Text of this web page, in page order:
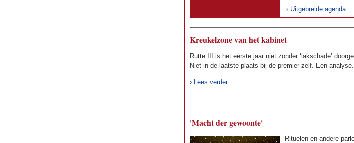
› Uitgebreide agenda
Kreukelzone van het kabinet
Rutte III is het eerste jaar niet zonder ‘lakschade’
Niet in de laatste plaats bij de premier zelf. Een analyse.
› Lees verder
'Macht der gewoonte'
Rituelen en andere